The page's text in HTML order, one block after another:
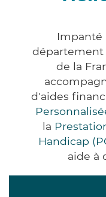
Impanté
département
de la
d'aides
la
Handicap
aide à